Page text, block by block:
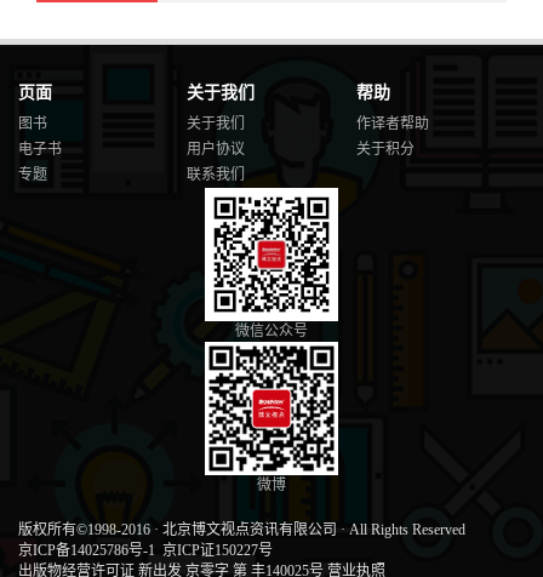
页面
图书
电子书
专题
关于我们
关于我们
用户协议
联系我们
帮助
作译者帮助
关于积分
微信公众号
微博
版权所有©1998-2016 · 北京博文视点资讯有限公司 · All Rights Reserved
京ICP备14025786号-1 京ICP证150227号
出版物经营许可证 新出发 京零字 第 丰140025号 营业执照